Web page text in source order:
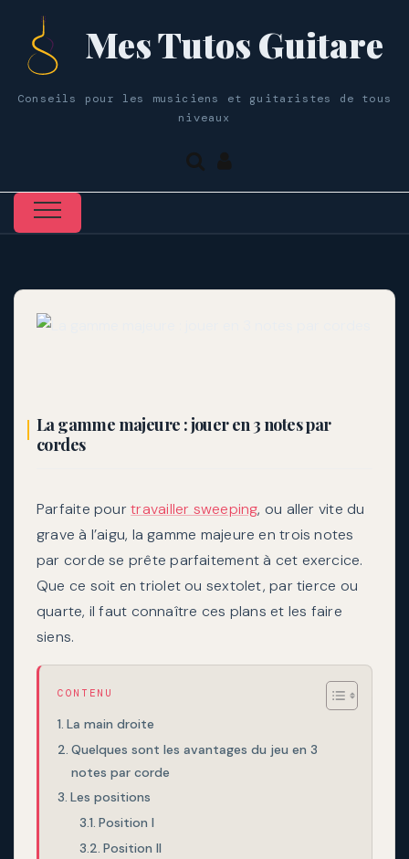
Mes Tutos Guitare
Conseils pour les musiciens et guitaristes de tous
niveaux
La gamme majeure : jouer en 3 notes par
cordes
Parfaite pourtravailler sweeping, ou aller vite du
grave à l’aigu, la gamme majeure en trois notes
par corde se prête parfaitement à cet exercice.
Que ce soit en triolet ou sextolet, par tierce ou
quarte, il faut connaître ces plans et les faire
siens.
CONTENU
La main droite
Quelques sont les avantages du jeu en 3
notes par corde
Les positions
Position I
Position II